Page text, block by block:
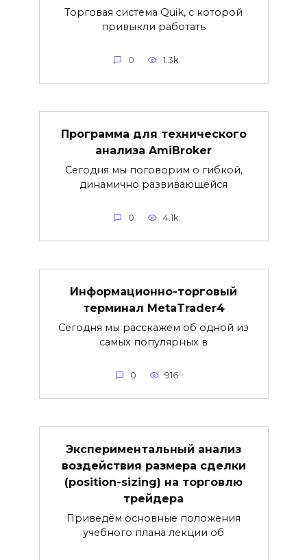
Торговая система Quik, с которой
привыкли работать
0 1.3k.
Программа для технического
анализа AmiBroker
Сегодня мы поговорим о гибкой,
динамично развивающейся
0 4.1k.
Информационно-торговый
терминал MetaTrader4
Сегодня мы расскажем об одной из
самых популярных в
0 916
Экспериментальный анализ
воздействия размера сделки
(position-sizing) на торговлю
трейдера
Приведём основные положения
учебного плана лекции об